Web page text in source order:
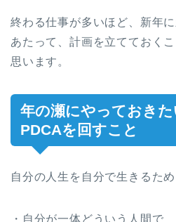
終わる仕事が多いほど、新年
あたって、計画を立てておく
思います。
年の瀬にやっておき
PDCAを回すこと
自分の人生を自分で生きるため
・自分が一体どういう人間で